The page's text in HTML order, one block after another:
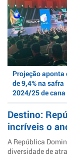
Projeção aponta
de 9,4% na safra
2024/25 de cana
Destino:
incríveis o
A República
diversidade de